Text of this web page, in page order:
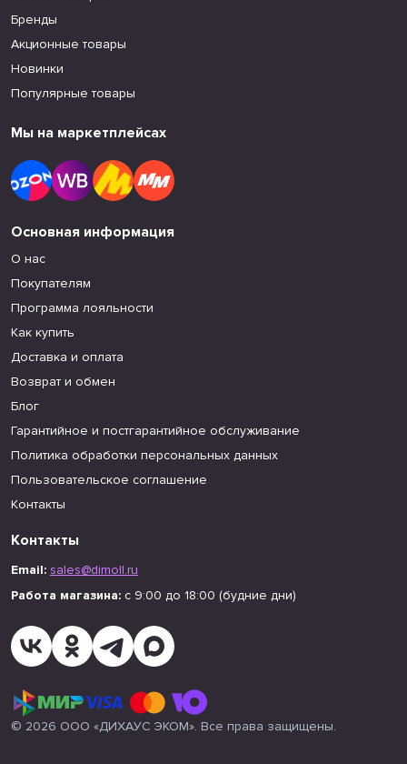
Бренды
Акционные товары
Новинки
Популярные товары
Мы на маркетплейсах
Основная информация
О нас
Покупателям
Программа лояльности
Как купить
Доставка и оплата
Возврат и обмен
Блог
Гарантийное и постгарантийное обслуживание
Политика обработки персональных данных
Пользовательское соглашение
Контакты
Контакты
Email: sales@dimoll.ru
Работа магазина: с 9:00 до 18:00 (будние дни)
© 2026 ООО «ДИХАУС ЭКОМ». Все права защищены.